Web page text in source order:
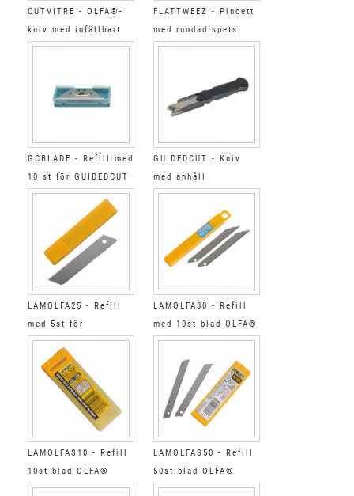
CUTVITRE - OLFA®-
kniv med infällbart
blad
FLATTWEEZ - Pincett
med rundad spets
GCBLADE - Refill med
10 st för GUIDEDCUT
GUIDEDCUT - Kniv
med anhåll
LAMOLFA25 - Refill
med 5st för
CUTOLFA25
LAMOLFA30 - Refill
med 10st blad OLFA®
LAMOLFAS10 - Refill
10st blad OLFA®
LAMOLFAS50 - Refill
50st blad OLFA®